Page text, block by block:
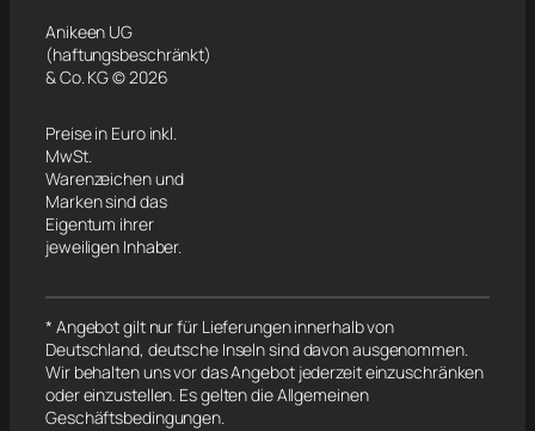
Anikeen UG
(haftungsbeschränkt)
& Co. KG © 2026
Preise in Euro inkl.
MwSt.
Warenzeichen und
Marken sind das
Eigentum ihrer
jeweiligen Inhaber.
* Angebot gilt nur für Lieferungen innerhalb von
Deutschland, deutsche Inseln sind davon ausgenommen.
Wir behalten uns vor das Angebot jederzeit einzuschränken
oder einzustellen. Es gelten die Allgemeinen
Geschäftsbedingungen.